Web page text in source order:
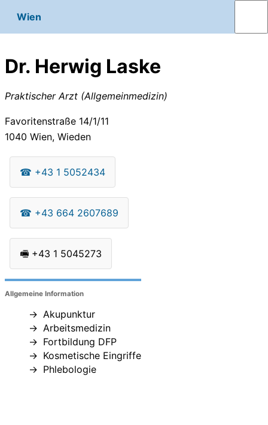
Wien
Dr. Herwig Laske
Praktischer Arzt (Allgemeinmedizin)
Favoritenstraße 14/1/11
1040 Wien, Wieden
☎ +43 1 5052434
☎ +43 664 2607689
🖷 +43 1 5045273
Allgemeine Information
Akupunktur
Arbeitsmedizin
Fortbildung DFP
Kosmetische Eingriffe
Phlebologie